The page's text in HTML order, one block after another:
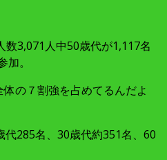
数3,071人中50歳代が1,117名
。
の７割強を占めてるんだよ
285名、30歳代約351名、60